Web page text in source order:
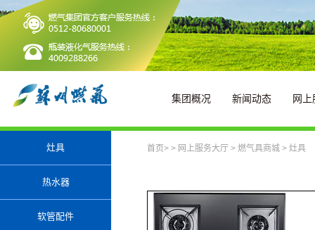
集团概况 新闻动态 网
灶具
热水器
软管配件
首页> > 网上服务大厅 > 燃气具商城 > 灶具